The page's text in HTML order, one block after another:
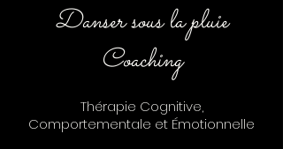
Danser sous la pluie
Coaching
Thérapie Cognitive,
Comportementale et Émotionnelle